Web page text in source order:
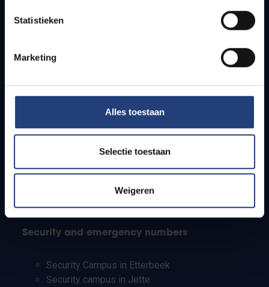
Statistieken
Marketing
Alles toestaan
Selectie toestaan
Weigeren
How to get to the VUB campuses
Students
PhD students
Teachers and secondary schools
Working students
Security and emergency numbers
Security Campus in Etterbeek
Security campus in Jette